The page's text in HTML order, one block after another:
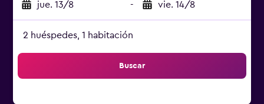
jue. 13/8 - vie. 14/8
2 huéspedes, 1 habitación
Buscar